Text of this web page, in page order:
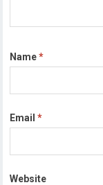
Name*
Email*
Website